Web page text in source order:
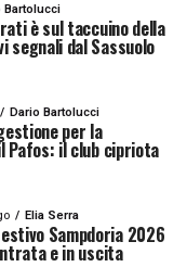
Bartolucci
è sul taccuino della
segnali dal Sassuolo
Dario Bartolucci
per la
Pafos: il club cipriota
Elia Serra
Sampdoria 2026
e in uscita